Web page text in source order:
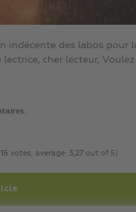
indécente des labos pour
lectrice, cher lecteur,
15 votes, average: 3,27 out of 5)